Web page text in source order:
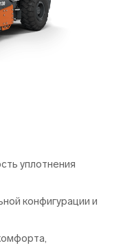
уплотнения
конфигурации и